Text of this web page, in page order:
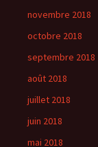
novembre 2018
octobre 2018
septembre 2018
août 2018
juillet 2018
juin 2018
mai 2018